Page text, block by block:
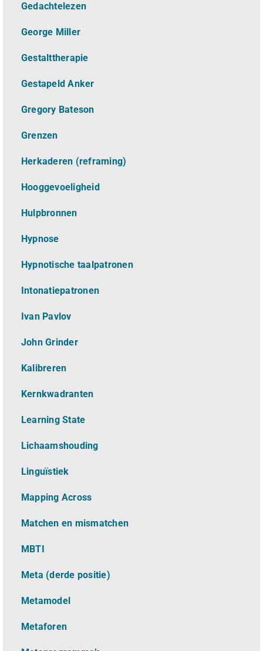
Gedachtelezen
George Miller
Gestalttherapie
Gestapeld Anker
Gregory Bateson
Grenzen
Herkaderen (reframing)
Hooggevoeligheid
Hulpbronnen
Hypnose
Hypnotische taalpatronen
Intonatiepatronen
Ivan Pavlov
John Grinder
Kalibreren
Kernkwadranten
Learning State
Lichaamshouding
Linguïstiek
Mapping Across
Matchen en mismatchen
MBTI
Meta (derde positie)
Metamodel
Metaforen